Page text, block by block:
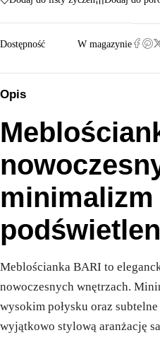
Dostępność W magazynie
Opis
Meblościanka BARI to
nowoczesnych wnętrzach.
wysokim połysku oraz
wyjątkowo stylową aranżację